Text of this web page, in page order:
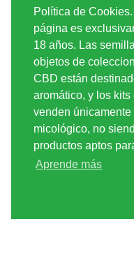
Política de
página es
18 años. Las
objetos de
CBD están
aromático, y los
venden
micológico, no
productos aptos
Aprende más